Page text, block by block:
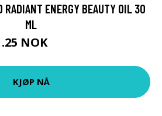
RADIANT ENERGY BEAUTY OIL 30
ML
NOK
KJØP NÅ